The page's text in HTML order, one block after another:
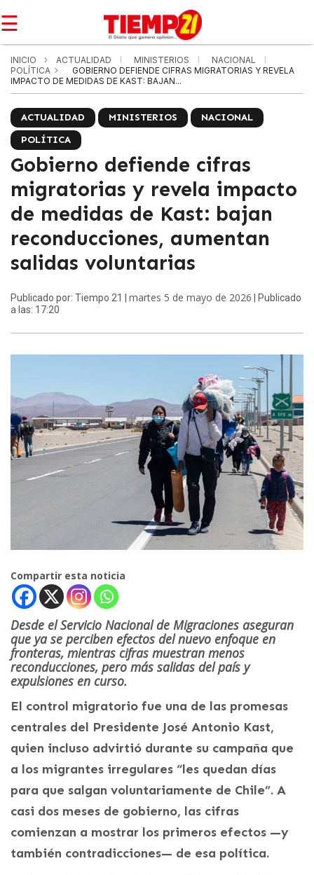
☰
INICIO ACTUALIDAD MINISTERIOS
NACIONAL
POLÍTICA
GOBIERNO DEFIENDE CIFRAS MIGRATORIAS Y REVELA
IMPACTO DE MEDIDAS DE KAST: BAJAN...
ACTUALIDAD MINISTERIOS
NACIONAL
POLÍTICA
Gobierno defiende cifras
migratorias y revela impacto
de medidas de Kast: bajan
reconducciones, aumentan
salidas voluntarias
Publicado por: Tiempo 21 | martes 5 de mayo de 2026 | Publicado
a las: 17:20
Compartir esta noticia
Desde el Servicio Nacional de Migraciones aseguran
que ya se perciben efectos del nuevo enfoque en
fronteras, mientras cifras muestran menos
reconducciones, pero más salidas del país y
expulsiones en curso.
El control migratorio fue una de las promesas
centrales del Presidente José Antonio Kast,
quien incluso advirtió durante su campaña que
a los migrantes irregulares “les quedan días
para que salgan voluntariamente de Chile”. A
casi dos meses de gobierno, las cifras
comienzan a mostrar los primeros efectos —y
también contradicciones— de esa política.